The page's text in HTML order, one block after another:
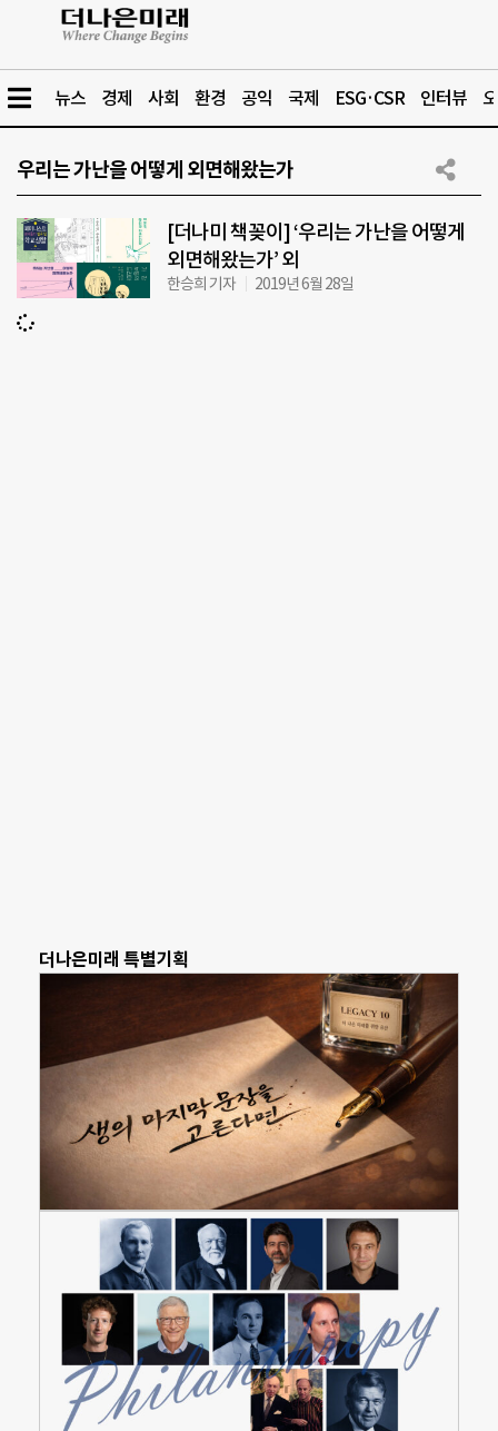
뉴스 경제 사회 환경 공익 국제 ESG·CSR 인터뷰
우리는 가난을 어떻게 외면해왔는가
[더나미 책꽂이] ‘우리는 가난을 어떻게
외면해왔는가’ 외
한승희 기자 2019년 6월 28일
더나은미래 특별기획